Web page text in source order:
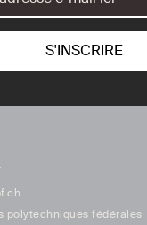
polytechniques fédérales